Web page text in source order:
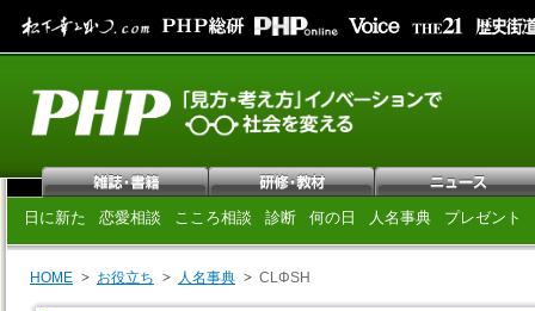
日に新た 恋愛相談 こころ相談 診断 何の日 人名事典 プレゼント
HOME お役立ち 人名事典 CLΦSH